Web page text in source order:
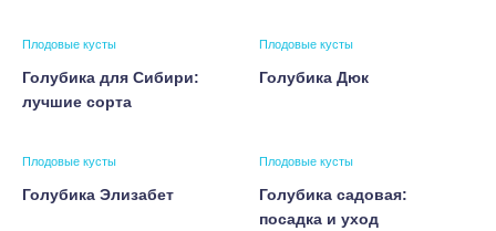
Плодовые кусты
Голубика для Сибири:
лучшие сорта
Плодовые кусты
Голубика Дюк
Плодовые кусты
Голубика Элизабет
Плодовые кусты
Голубика садовая:
посадка и уход